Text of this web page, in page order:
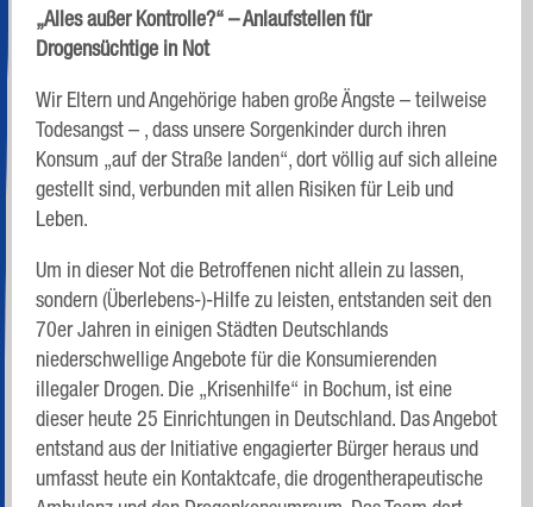
„Alles außer Kontrolle?“ – Anlaufstellen für
Drogensüchtige in Not
Wir Eltern und Angehörige haben große Ängste – teilweise
Todesangst – , dass unsere Sorgenkinder durch ihren
Konsum „auf der Straße landen“, dort völlig auf sich alleine
gestellt sind, verbunden mit allen Risiken für Leib und
Leben.
Um in dieser Not die Betroffenen nicht allein zu lassen,
sondern (Überlebens-)-Hilfe zu leisten, entstanden seit den
70er Jahren in einigen Städten Deutschlands
niederschwellige Angebote für die Konsumierenden
illegaler Drogen. Die „Krisenhilfe“ in Bochum, ist eine
dieser heute 25 Einrichtungen in Deutschland. Das Angebot
entstand aus der Initiative engagierter Bürger heraus und
umfasst heute ein Kontaktcafe, die drogentherapeutische